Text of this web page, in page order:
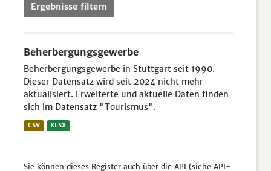
Ergebnisse filtern
Beherbergungsgewerbe
Beherbergungsgewerbe in Stuttgart seit 1990.
Dieser Datensatz wird seit 2024 nicht mehr
aktualisiert. Erweiterte und aktuelle Daten finden
sich im Datensatz "Tourismus".
CSV XLSX
Sie können dieses Register auch über die API (siehe API-